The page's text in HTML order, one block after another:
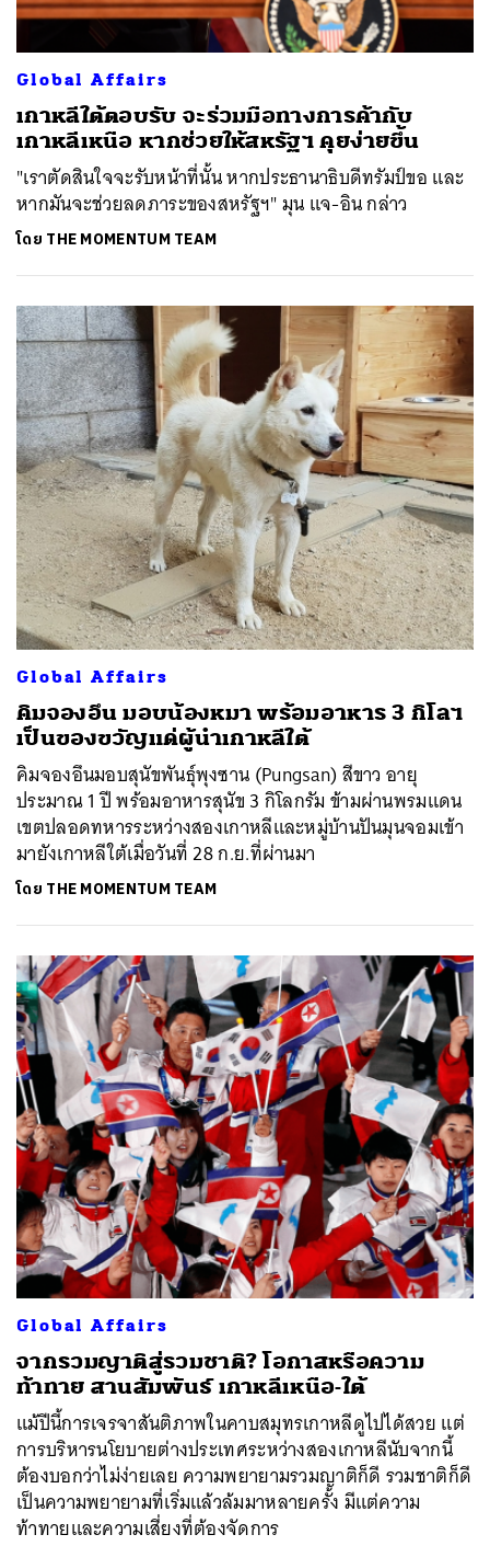
Global Affairs
เกาหลีใต้ตอบรับ จะร่วมมือทางการค้ากับ
เกาหลีเหนือ หากช่วยให้สหรัฐฯ คุยง่ายขึ้น
"เราตัดสินใจจะรับหน้าที่นั้น หากประธานาธิบดีทรัมป์ขอ และ
หากมันจะช่วยลดภาระของสหรัฐฯ" มุน แจ-อิน กล่าว
โดย THE MOMENTUM TEAM
Global Affairs
คิมจองอึน มอบน้องหมา พร้อมอาหาร 3 กิโลฯ
เป็นของขวัญแด่ผู้นำเกาหลีใต้
คิมจองอึนมอบสุนัขพันธุ์พุงซาน (Pungsan) สีขาว อายุ
ประมาณ 1 ปี พร้อมอาหารสุนัข 3 กิโลกรัม ข้ามผ่านพรมแดน
เขตปลอดทหารระหว่างสองเกาหลีและหมู่บ้านปันมุนจอมเข้า
มายังเกาหลีใต้เมื่อวันที่ 28 ก.ย.ที่ผ่านมา
โดย THE MOMENTUM TEAM
Global Affairs
จากรวมญาติสู่รวมชาติ? โอกาสหรือความ
ท้าทาย สานสัมพันธ์ เกาหลีเหนือ-ใต้
แม้ปีนี้การเจรจาสันติภาพในคาบสมุทรเกาหลีดูไปได้สวย แต่
การบริหารนโยบายต่างประเทศระหว่างสองเกาหลีนับจากนี้
ต้องบอกว่าไม่ง่ายเลย ความพยายามรวมญาติก็ดี รวมชาติก็ดี
เป็นความพยายามที่เริ่มแล้วล้มมาหลายครั้ง มีแต่ความ
ท้าทายและความเสี่ยงที่ต้องจัดการ
ค้นหา
SHARE TWEET LINE EMAIL